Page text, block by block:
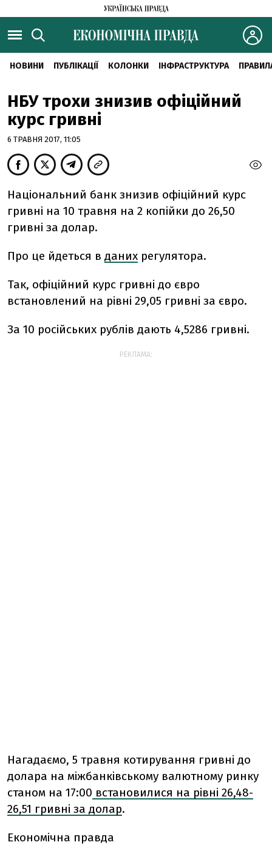
НОВИНИ ПУБЛІКАЦІЇ КОЛОНКИ ІНФРАСТРУКТУРА
НБУ трохи знизив офіційний
курс гривні
6 ТРАВНЯ 2017, 11:05
Національний банк знизив офіційний курс
гривні на 10 травня на 2 копійки до 26,50
гривні за долар.
Про це йдеться в даних регулятора.
Так, офіційний курс гривні до євро
встановлений на рівні 29,05 гривні за євро.
За 10 російських рублів дають 4,5286 гривні.
РЕКЛАМА:
Нагадаємо, 5 травня котирування гривні до
долара на міжбанківському валютному ринку
станом на 17:00 встановилися на рівні 26,48-
26,51 гривні за долар.
Економічна правда